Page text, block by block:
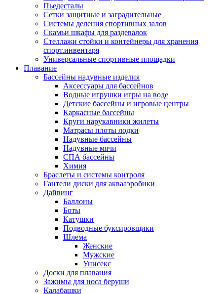
Пьедесталы
Сетки защитные и заградительные
Системы деления спортивных залов
Скамьи шкафы для раздевалок
Стеллажи стойки и контейнеры для хранения
спорт.инвентаря
Универсальные спортивные площадки
Плавание
Бассейны надувные изделия
Аксессуары для бассейнов
Водные игрушки игры на воде
Детские бассейны и игровые центры
Каркасные бассейны
Круги нарукавники жилеты
Матрасы плоты лодки
Надувные бассейны
Надувные мячи
СПА бассейны
Химия
Браслеты и системы контроля
Гантели диски для аквааэробики
Дайвинг
Баллоны
Боты
Катушки
Подводные буксировщики
Шлема
Женские
Мужские
Унисекс
Доски для плавания
Зажимы для носа беруши
Калабашки